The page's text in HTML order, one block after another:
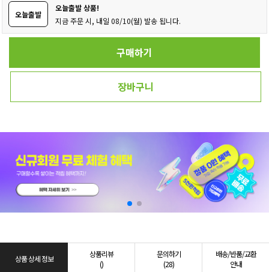
오늘출발
오늘출발 상품!
지금 주문 시, 내일 08/10(월) 발송 됩니다.
구매하기
장바구니
상품 상세 정보
상품리뷰
()
문의하기
(28)
배송/반품/교환
안내